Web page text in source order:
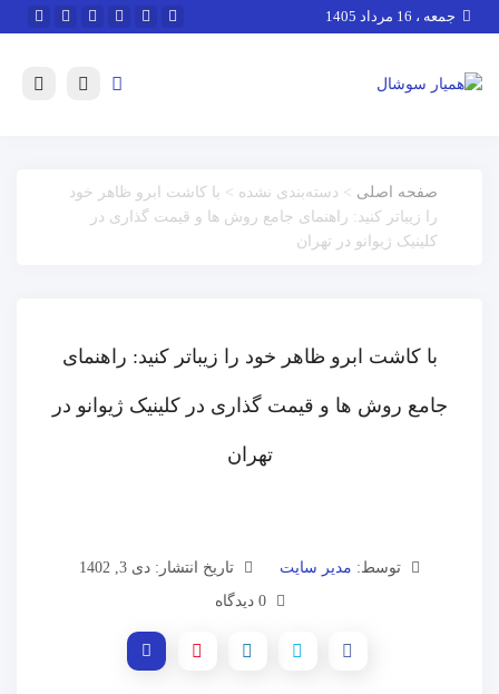
جمعه ، 16 مرداد 1405
صفحه اصلی > دسته‌بندی نشده > با کاشت ابرو ظاهر خود
را زیباتر کنید: راهنمای جامع روش ها و قیمت گذاری در
کلینیک ژیوانو در تهران
با کاشت ابرو ظاهر خود را زیباتر کنید: راهنمای
جامع روش ها و قیمت گذاری در کلینیک ژیوانو در
تهران
توسط: مدیر سایت
تاریخ انتشار: دی 3, 1402
0 دیدگاه